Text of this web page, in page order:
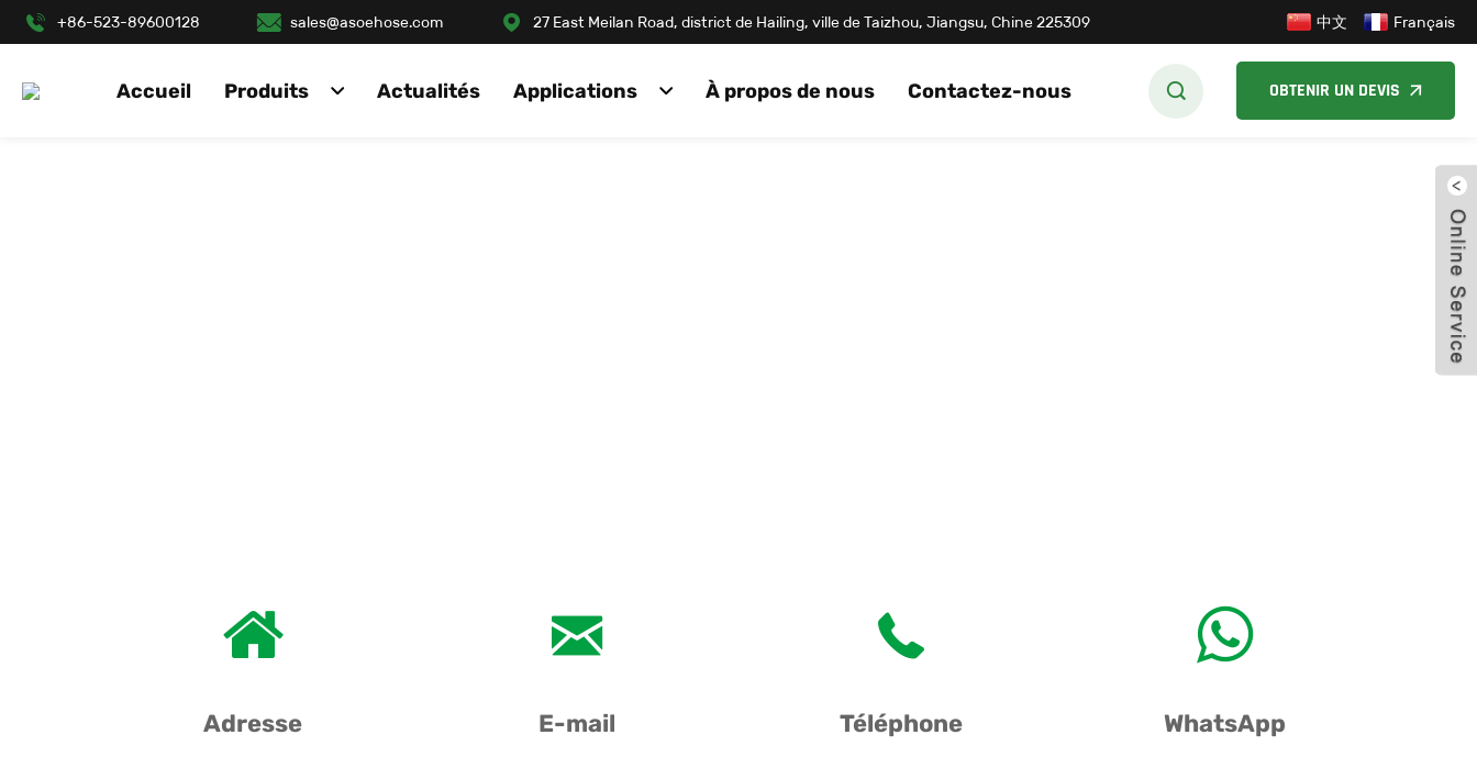
+86-523-89600128 sales@asoehose.com 27 East Meilan Road, district de Hailing, ville de Taizhou, Jiangsu, Chine 225309 中文 Français
Accueil Produits Actualités Applications À propos de nous Contactez-nous OBTENIR UN DEVIS
Adresse E-mail Téléphone WhatsApp